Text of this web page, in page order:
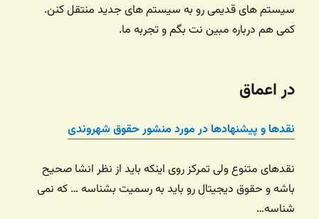
سیستم های قدیمی رو به سیستم های جدید منتقل کنن.
کمی هم درباره مبین نت بگم و تجربه ما.
در اعماق
نقدها و پیشنهادها در مورد منشور حقوق شهروندی
نقدهای متنوع ولی تمرکز روی اینکه باید از نظر انشا صحیح
باشه و حقوق دیجیتال رو باید به رسمیت بشناسه … که نمی
شناسه…